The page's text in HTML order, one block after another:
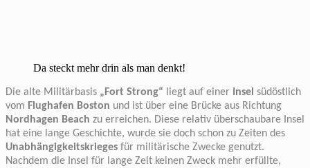
Da steckt mehr drin als man denkt!
Die alte Militärbasis „Fort Strong“ liegt auf einer Insel südöstlich
vom Flughafen Boston und ist über eine Brücke aus Richtung
Nordhagen Beach zu erreichen. Diese relativ überschaubare Insel
hat eine lange Geschichte, wurde sie doch schon zu Zeiten des
Unabhängigkeitskrieges für militärische Zwecke genutzt.
Nachdem die Insel für lange Zeit keinen Zweck mehr erfüllte,